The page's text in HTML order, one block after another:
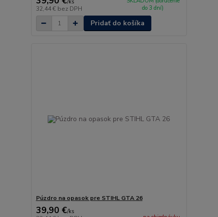
/ks
32,44 € bez DPH
do 3 dní)
Pridať do košíka
Púzdro na opasok pre STIHL GTA 26
39,90 €/ks